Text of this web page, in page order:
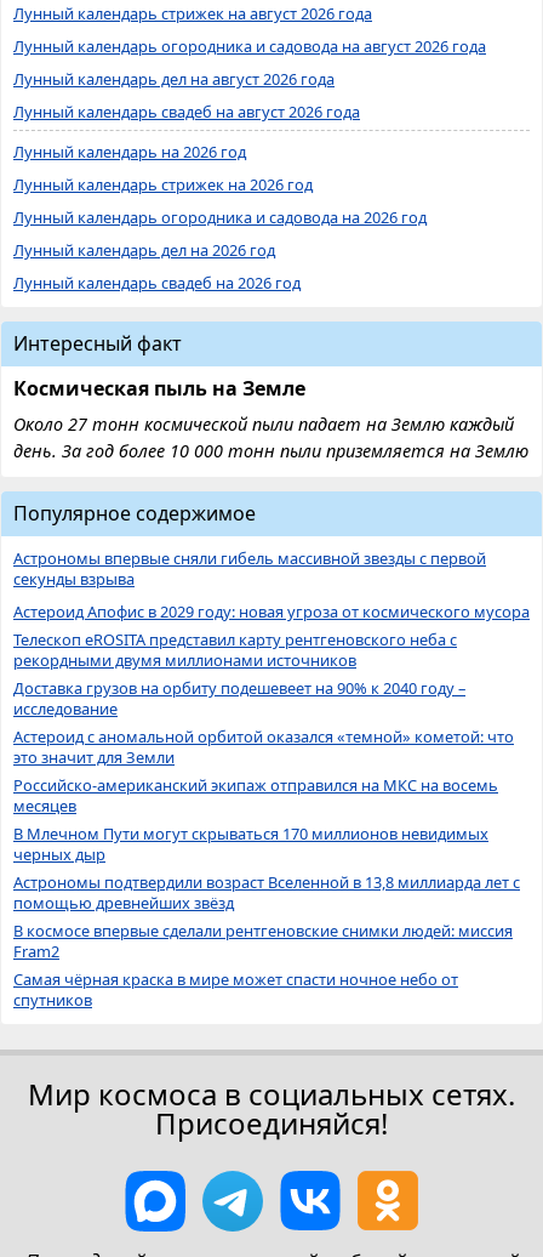
Лунный календарь стрижек на август 2026 года
Лунный календарь огородника и садовода на август 2026 года
Лунный календарь дел на август 2026 года
Лунный календарь свадеб на август 2026 года
Лунный календарь на 2026 год
Лунный календарь стрижек на 2026 год
Лунный календарь огородника и садовода на 2026 год
Лунный календарь дел на 2026 год
Лунный календарь свадеб на 2026 год
Интересный факт
Космическая пыль на Земле
Около 27 тонн космической пыли падает на Землю каждый
день. За год более 10 000 тонн пыли приземляется на Землю
Популярное содержимое
Астрономы впервые сняли гибель массивной звезды с первой
секунды взрыва
Астероид Апофис в 2029 году: новая угроза от космического мусора
Телескоп eROSITA представил карту рентгеновского неба с
рекордными двумя миллионами источников
Доставка грузов на орбиту подешевеет на 90% к 2040 году –
исследование
Астероид с аномальной орбитой оказался «темной» кометой: что
это значит для Земли
Российско-американский экипаж отправился на МКС на восемь
месяцев
В Млечном Пути могут скрываться 170 миллионов невидимых
черных дыр
Астрономы подтвердили возраст Вселенной в 13,8 миллиарда лет с
помощью древнейших звёзд
В космосе впервые сделали рентгеновские снимки людей: миссия
Fram2
Самая чёрная краска в мире может спасти ночное небо от
спутников
Мир космоса в социальных сетях.
Присоединяйся!